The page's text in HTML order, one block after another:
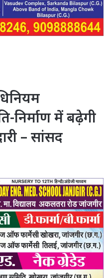
निर्माण में बढ़ेगी
– सांसद